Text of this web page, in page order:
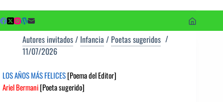
Autores invitados/ Infancia / Poetas sugeridos
11/07/2026
LOS AÑOS MÁS FELICES[Poema del Editor]
Ariel Bermani[Poeta sugerido]